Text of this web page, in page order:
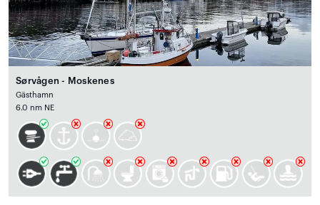
Sørvågen - Moskenes
Gästhamn
6.0 nm NE